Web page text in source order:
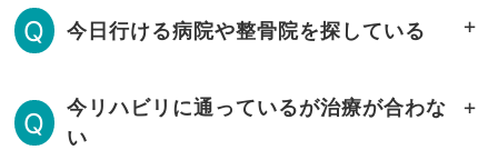
Q 今日行ける病院や整骨院を探している
Q
今リハビリに通っているが治療が合わな
い